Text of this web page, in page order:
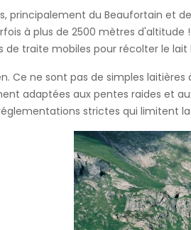
principalement du Beaufortain et
à plus de 2500 mètres
traite mobiles pour récolter le lait
Ce ne sont pas de simples
adaptées aux pentes raides et
strictes qui limitent